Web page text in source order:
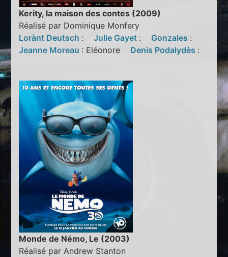
Kerity, la maison des contes (2009)
Réalisé par Dominique Monfery
Lorànt Deutsch :Julie Gayet : Gonzales :
Jeanne Moreau : Eléonore Denis Podalydès :
Monde de Némo, Le (2003)
Réalisé par Andrew Stanton